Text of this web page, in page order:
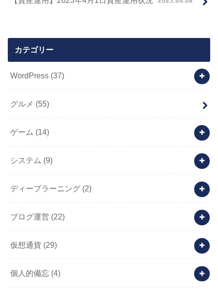
カテゴリー
WordPress (37)
グルメ (55)
ゲーム (14)
システム (9)
ディープラーニング (2)
ブログ運営 (22)
仮想通貨 (29)
個人的備忘 (4)